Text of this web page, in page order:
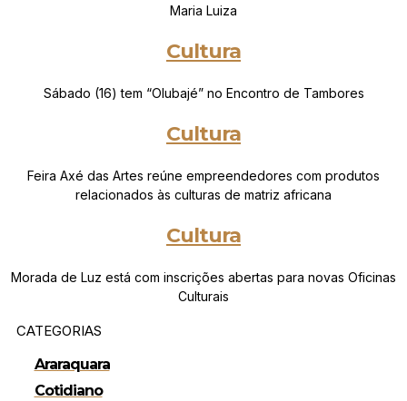
Maria Luiza
Cultura
Sábado (16) tem “Olubajé” no Encontro de Tambores
Cultura
Feira Axé das Artes reúne empreendedores com produtos
relacionados às culturas de matriz africana
Cultura
Morada de Luz está com inscrições abertas para novas Oficinas
Culturais
CATEGORIAS
Araraquara
Cotidiano